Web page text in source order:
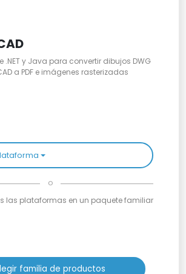
.NET y Java para convertir dibujos DWG
a PDF e imágenes rasterizadas
o
las plataformas en un paquete familiar
familia de productos